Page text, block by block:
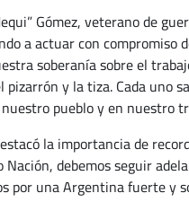
Gómez, veterano de
a actuar con
soberanía sobre el
y la tiza. Cada uno
pueblo y en nuestro
la importancia de
debemos seguir
por una Argentina fuerte